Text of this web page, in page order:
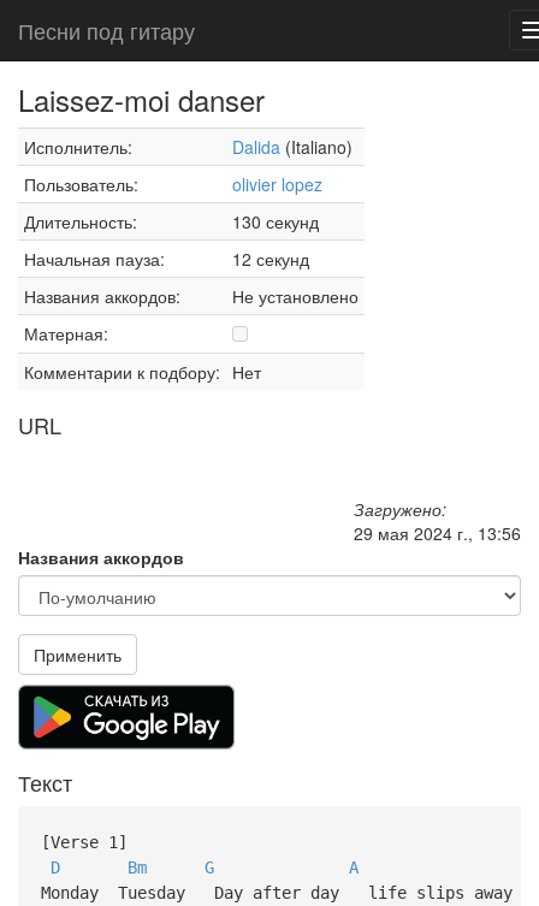
Песни под гитару
Laissez-moi danser
Исполнитель: Dalida (Italiano)
Пользователь:
olivier lopez
Длительность:
130 секунд
Начальная пауза:
12 секунд
Названия аккордов:
Не установлено
Матерная:
Комментарии к подбору: Нет
URL
Загружено:
29 мая 2024 г., 13:56
Названия аккордов
Применить
Текст
[Verse 1]
D
Bm G
A
Monday Tuesday Day after day life slips away